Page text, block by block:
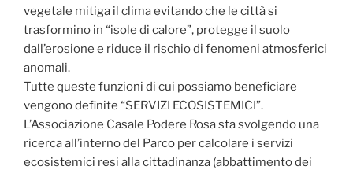
vegetale mitiga il clima evitando che le città si
trasformino in “isole di calore”, protegge il suolo
dall’erosione e riduce il rischio di fenomeni atmosferici
anomali.
Tutte queste funzioni di cui possiamo beneficiare
vengono definite “SERVIZI ECOSISTEMICI”.
L’Associazione Casale Podere Rosa sta svolgendo una
ricerca all’interno del Parco per calcolare i servizi
ecosistemici resi alla cittadinanza (abbattimento dei